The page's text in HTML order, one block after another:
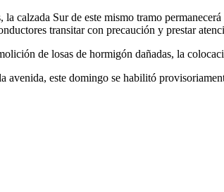
la calzada Sur de este mismo tramo
transitar con precaución y prestar
de losas de hormigón dañadas, la
avenida, este domingo se habilitó